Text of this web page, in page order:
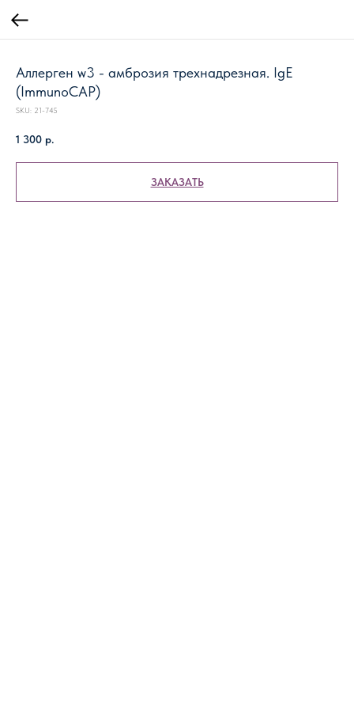
Аллерген w3 - амброзия трехнадрезная. IgE
(ImmunoCAP)
SKU: 21-745
1 300 р.
ЗАКАЗАТЬ